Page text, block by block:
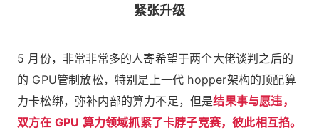
紧张升级
5 月份，非常非常多的人寄希望于两个大佬谈判之后的
的 GPU管制放松，特别是上一代 hopper架构的顶配算
力卡松绑，弥补内部的算力不足，但是结果事与愿违，
双方在 GPU 算力领域抓紧了卡脖子竞赛，彼此相互掐。